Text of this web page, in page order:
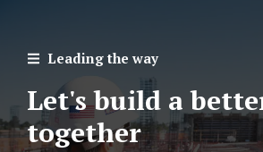
Leading the way
Let's build a
together